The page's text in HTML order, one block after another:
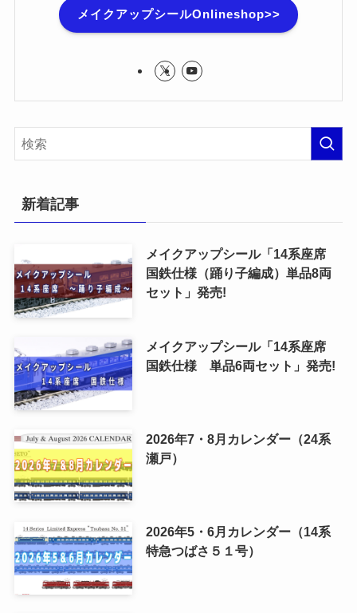
メイクアップシールOnlineshop>>
新着記事
メイクアップシール「14系座席
国鉄仕様（踊り子編成）単品8両
セット」発売!
メイクアップシール「14系座席
国鉄仕様 単品6両セット」発売!
2026年7・8月カレンダー（24系
瀬戸）
2026年5・6月カレンダー（14系
特急つばさ５１号）